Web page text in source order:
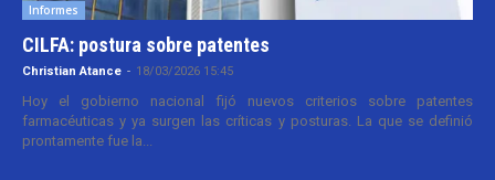
Informes
CILFA: postura sobre patentes
Christian Atance - 18/03/2026 15:45
Hoy el gobierno nacional fijó nuevos criterios sobre patentes
farmacéuticas y ya surgen las críticas y posturas. La que se definió
prontamente fue la...